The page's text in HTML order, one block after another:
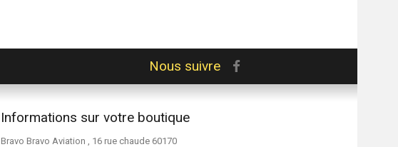
Nous suivre
Informations sur votre boutique
Bravo Bravo Aviation , 16 rue chaude 60170